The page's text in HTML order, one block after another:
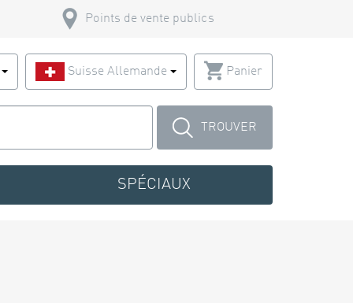
Points de vente publics
Suisse Allemande Panier
TROUVER
SPÉCIAUX